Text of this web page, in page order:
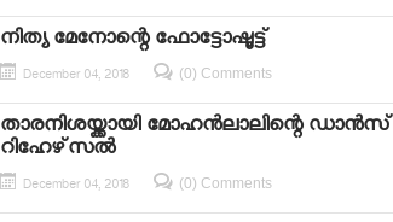
നിത്യ മേനോന്റെ ഫോട്ടോഷൂട്ട്
December 04, 2018 (0) Comments
താരനിശയ്ക്കായി മോഹന്‍ലാലിന്റെ ഡാന്‍സ്
റിഹേഴ്‌സല്‍
December 04, 2018 (0) Comments